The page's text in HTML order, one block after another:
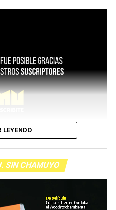
LEYENDO
SIN CHAMUYO